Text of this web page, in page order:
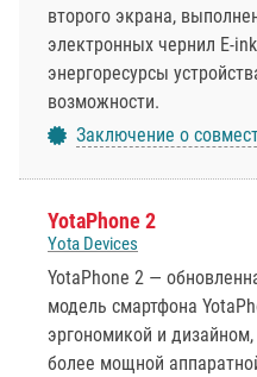
второго экрана,
электронных чернил E-
энергоресурсы
возможности.
Заключение о
YotaPhone 2
Yota Devices
YotaPhone 2 —
модель смартфона
эргономикой и
более мощной